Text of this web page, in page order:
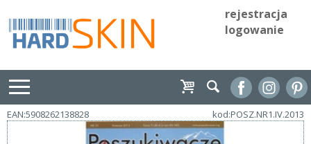
rejestracja
logowanie
EAN:5908262138828 kod:POSZ.NR1.IV.2013